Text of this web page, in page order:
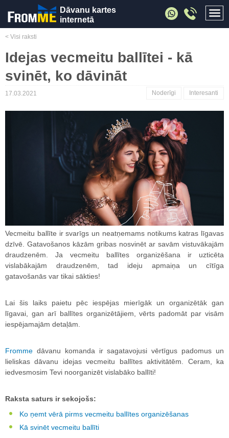
Dāvanu kartes
internetā
< Visi raksti
Idejas vecmeitu ballītei - kā
svinēt, ko dāvināt
17.03.2021 Noderīgi Interesanti
Vecmeitu ballīte ir svarīgs un neatņemams notikums katras līgavas
dzīvē. Gatavošanos kāzām gribas nosvinēt ar savām vistuvākajām
draudzenēm. Ja vecmeitu ballītes organizēšana ir uzticēta
vislabākajām draudzenēm, tad ideju apmaiņa un cītīga
gatavošanās var tikai sākties!
Lai šis laiks paietu pēc iespējas mierīgāk un organizētāk gan
līgavai, gan arī ballītes organizētājiem, vērts padomāt par visām
iespējamajām detaļām.
Fromme dāvanu komanda ir sagatavojusi vērtīgus padomus un
lieliskas dāvanu idejas vecmeitu ballītes aktivitātēm. Ceram, ka
iedvesmosim Tevi noorganizēt vislabāko ballīti!
Raksta saturs ir sekojošs:
Ko ņemt vērā pirms vecmeitu ballītes organizēšanas
Kā svinēt vecmeitu ballīti